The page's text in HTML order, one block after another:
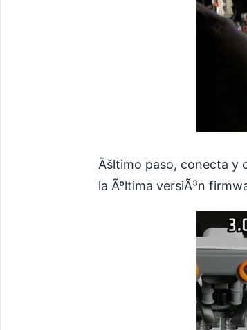
Ãšltimo paso, conecta y
la Ãºltima versiÃ³n